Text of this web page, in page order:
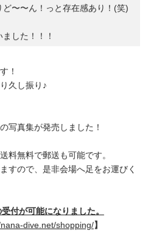
〜〜ん！っと存在感あり！(笑)
した！！！
！
久し振り♪
写真集が発売しました！
料無料で郵送も可能です。
すので、是非会場へ足をお運びく
付が可能になりました。
dive.net/shopping/】